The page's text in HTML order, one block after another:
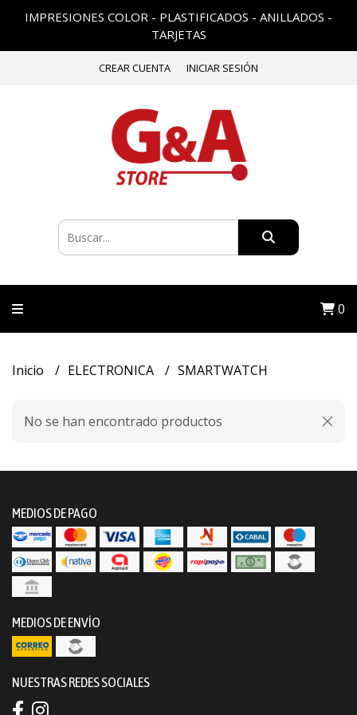
IMPRESIONES COLOR - PLASTIFICADOS - ANILLADOS -
TARJETAS
CREAR CUENTA INICIAR SESIÓN
0
Inicio ELECTRONICA SMARTWATCH
No se han encontrado productos
MEDIOS DE PAGO
MEDIOS DE ENVÍO
NUESTRAS REDES SOCIALES